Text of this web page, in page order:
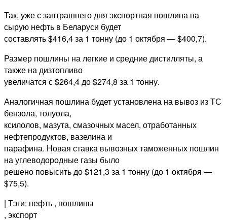
Так, уже с завтрашнего дня экспортная пошлина на
сырую нефть в Беларуси будет
составлять $416,4 за 1 тонну (до 1 октября — $400,7).
Размер пошлины на легкие и средние дистилляты, а
также на дизтопливо
увеличатся с $264,4 до $274,8 за 1 тонну.
Аналогичная пошлина будет установлена на вывоз из ТС
бензола, толуола,
ксилолов, мазута, смазочных масел, отработанных
нефтепродуктов, вазелина и
парафина. Новая ставка вывозных таможенных пошлин
на углеводородные газы было
решено повысить до $121,3 за 1 тонну (до 1 октября —
$75,5).
| Тэги: нефть , пошлины
, экспорт